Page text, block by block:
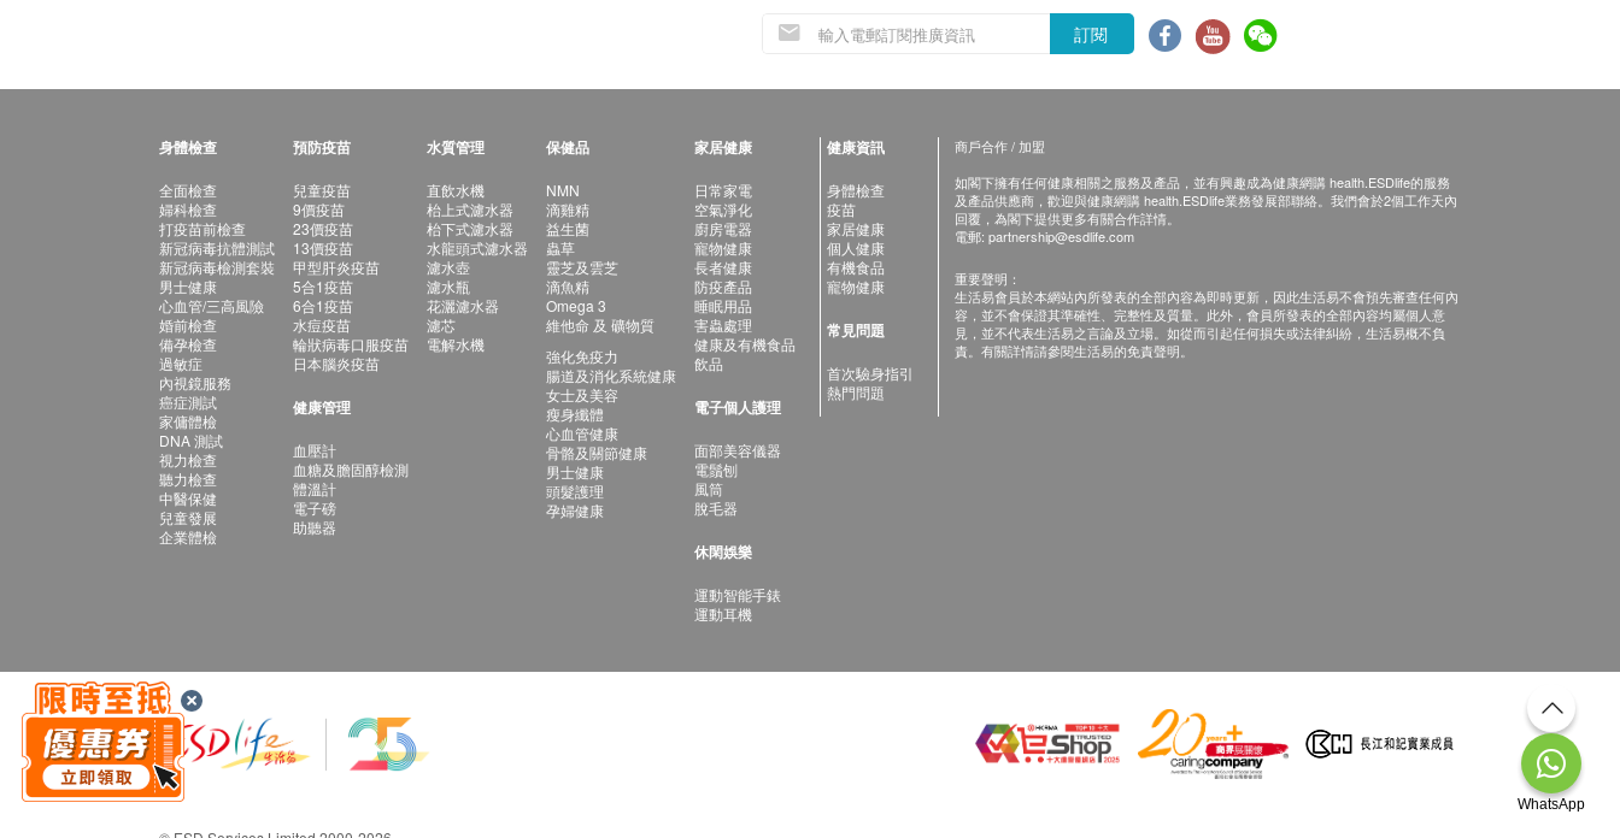
訂閱
身體檢查
全面檢查
婦科檢查
打疫苗前檢查
新冠病毒抗體測試
新冠病毒檢測套裝
男士健康
心血管/三高風險
婚前檢查
備孕檢查
過敏症
內視鏡服務
癌症測試
家傭體檢
DNA 測試
視力檢查
聽力檢查
中醫保健
兒童發展
企業體檢
預防疫苗
兒童疫苗
9價疫苗
23價疫苗
13價疫苗
甲型肝炎疫苗
5合1疫苗
6合1疫苗
水痘疫苗
輪狀病毒口服疫苗
日本腦炎疫苗
健康管理
血壓計
血糖及膽固醇檢測
體溫計
電子磅
助聽器
水質管理
直飲水機
枱上式濾水器
枱下式濾水器
水龍頭式濾水器
濾水壺
濾水瓶
花灑濾水器
濾芯
電解水機
保健品
NMN
滴雞精
益生菌
蟲草
靈芝及雲芝
滴魚精
Omega 3
維他命 及 礦物質
強化免疫力
腸道及消化系統健康
女士及美容
瘦身纖體
心血管健康
骨骼及關節健康
男士健康
頭髮護理
孕婦健康
家居健康
日常家電
空氣淨化
廚房電器
寵物健康
長者健康
防疫產品
睡眠用品
害蟲處理
健康及有機食品
飲品
電子個人護理
面部美容儀器
電鬚刨
風筒
脫毛器
休閑娛樂
運動智能手錶
運動耳機
健康資訊
身體檢查
疫苗
家居健康
個人健康
有機食品
寵物健康
常見問題
首次驗身指引
熱門問題
商戶合作 / 加盟
如閣下擁有任何健康相關之服務及產品，並有興趣成為健康網購 health.ESDlife的服務
及產品供應商，歡迎與健康網購 health.ESDlife業務發展部聯絡。我們會於2個工作天內
回覆，為閣下提供更多有關合作詳情。
電郵: partnership@esdlife.com
重要聲明：
生活易會員於本網站內所發表的全部內容為即時更新，因此生活易不會預先審查任何內
容，並不會保證其準確性、完整性及質量。此外，會員所發表的全部內容均屬個人意
見，並不代表生活易之言論及立場。如從而引起任何損失或法律糾紛，生活易概不負
責。有關詳情請參閱生活易的免責聲明。
WhatsApp